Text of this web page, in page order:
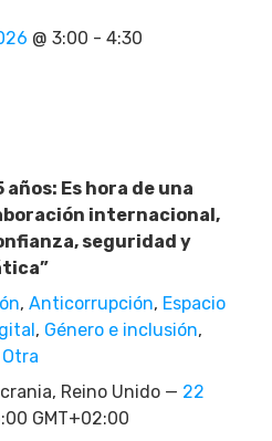
@ 3:00 - 4:30
años: Es hora de una
internacional,
seguridad y
, Anticorrupción, Espacio
, Género e inclusión,
Otra
Reino Unido — 22
GMT+02:00